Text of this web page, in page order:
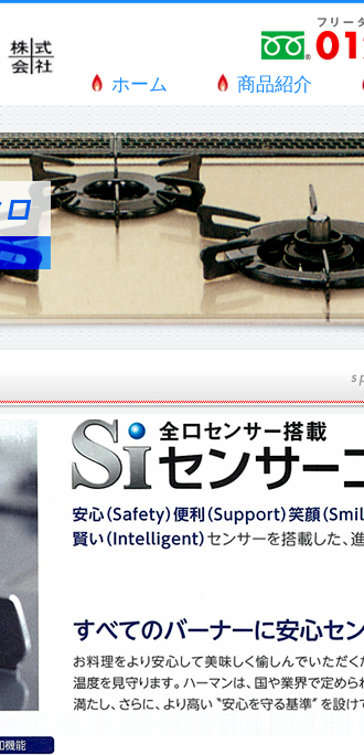
ホーム 商品紹介